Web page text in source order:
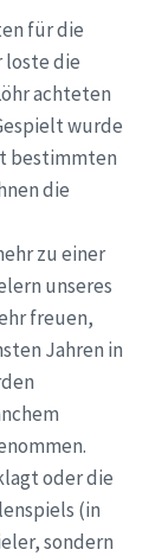
für die
loste die
achteten
wurde
bestimmten
die
zu einer
unseres
freuen,
Jahren in
oder die
(in
sondern